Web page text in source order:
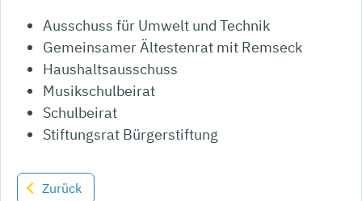
Ausschuss für Umwelt und Technik
Gemeinsamer Ältestenrat mit Remseck
Haushaltsausschuss
Musikschulbeirat
Schulbeirat
Stiftungsrat Bürgerstiftung
Zurück